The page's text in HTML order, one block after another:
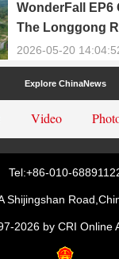
WonderFall EP6
The Longgong
2026-05-20
Explore ChinaNews
Video
Tel:+86-010-
Shijingshan
2026 by CRI Online